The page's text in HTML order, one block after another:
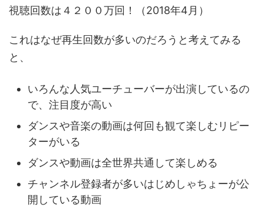
視聴回数は４２００万回！（2018年4月）
これはなぜ再生回数が多いのだろうと考えてみる
と、
いろんな人気ユーチューバーが出演しているの
で、注目度が高い
ダンスや音楽の動画は何回も観て楽しむリピー
ターがいる
ダンスや動画は全世界共通して楽しめる
チャンネル登録者が多いはじめしゃちょーが公
開している動画